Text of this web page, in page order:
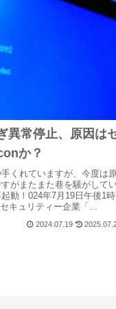
異常停止、原因は
か？
くれていますが、今度は
がまたまた巷を騒がして
動！024年7月19日午後1時
キュリティー企業「...
2024.07.19